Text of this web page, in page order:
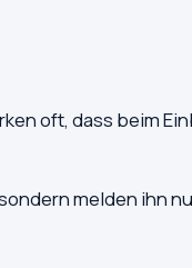
oft, dass beim
melden ihn